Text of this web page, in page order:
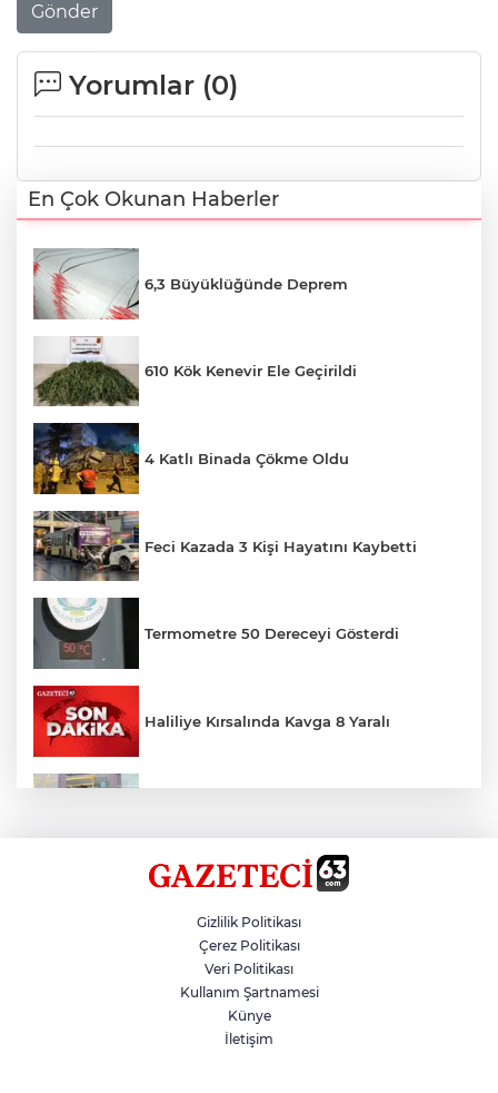
Gönder
Yorumlar (0)
En Çok Okunan Haberler
6,3 Büyüklüğünde Deprem
610 Kök Kenevir Ele Geçirildi
4 Katlı Binada Çökme Oldu
Feci Kazada 3 Kişi Hayatını Kaybetti
Termometre 50 Dereceyi Gösterdi
Haliliye Kırsalında Kavga 8 Yaralı
Hikmet Başak’tan Ulaşım Çalışması
Sezon 18 Ağustos'ta Başlayacak
Gizlilik Politikası
Çerez Politikası
Veri Politikası
Kullanım Şartnamesi
Künye
İletişim